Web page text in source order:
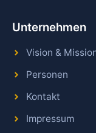
Unternehmen
Vision &
Personen
Kontakt
Impressum